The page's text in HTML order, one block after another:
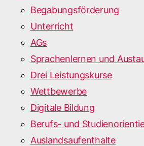
Begabungsförderung
Unterricht
AGs
Sprachenlernen und
Drei Leistungskurse
Wettbewerbe
Digitale Bildung
Berufs- und
Auslandsaufenthalte